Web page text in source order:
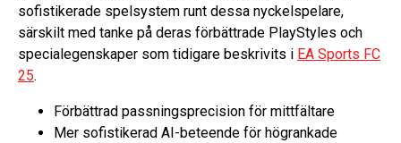
sofistikerade spelsystem runt dessa nyckelspelare,
särskilt med tanke på deras förbättrade PlayStyles och
specialegenskaper som tidigare beskrivits i EA Sports FC
25.
Förbättrad passningsprecision för mittfältare
Mer sofistikerad AI-beteende för högrankade